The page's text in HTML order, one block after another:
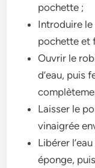
pochette ;
Introduire le
pochette et
Ouvrir le
d’eau, puis
Laisser le
vinaigrée
Libérer
éponge,